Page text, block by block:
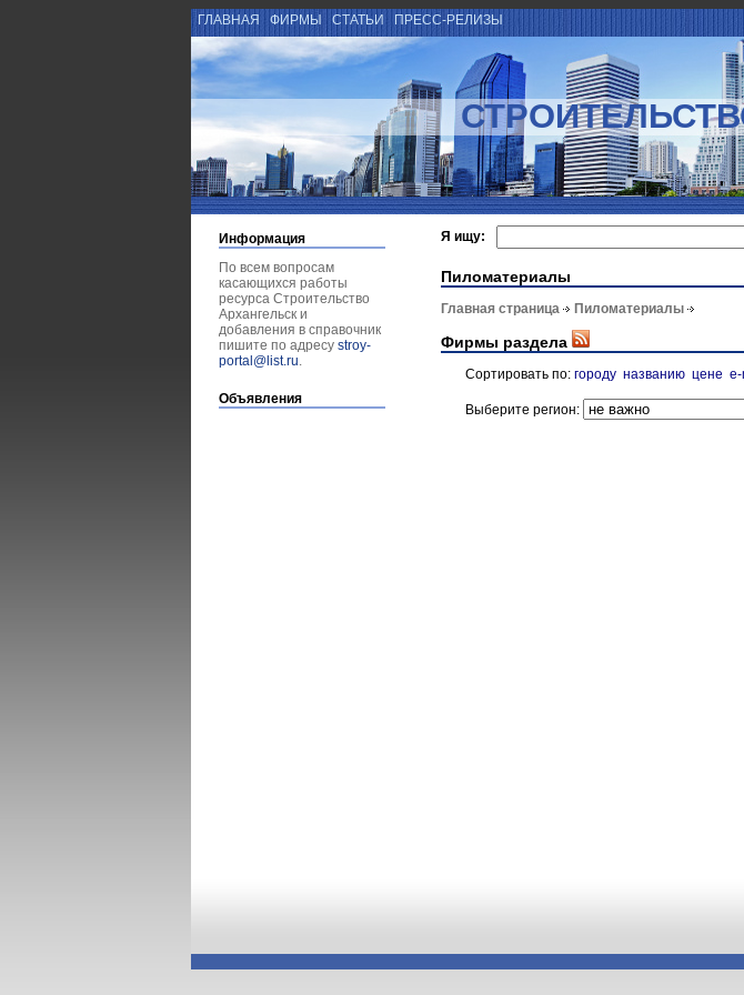
ГЛАВНАЯ ФИРМЫ СТАТЬИ ПРЕСС-РЕЛИЗЫ
Информация
По всем вопросам
касающихся работы
ресурса Строительство
Архангельск и
добавления в справочник
пишите по адресу stroy-
portal@list.ru.
Объявления
Я ищу:
Пиломатериалы
Главная страница Пиломатериалы
Фирмы раздела
Сортировать по: городу названию цене e-
Выберите регион: